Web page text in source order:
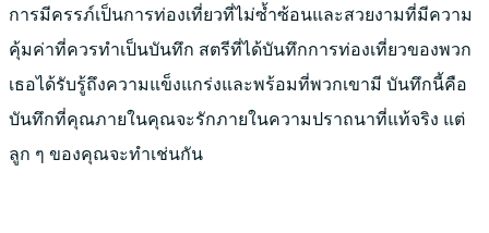
การมีครรภ์เป็นการท่องเที่ยวที่ไม่ซ้ำซ้อนและสวยงามที่มีความ
คุ้มค่าที่ควรทำเป็นบันทึก สตรีที่ได้บันทึกการท่องเที่ยวของพวก
เธอได้รับรู้ถึงความแข็งแกร่งและพร้อมที่พวกเขามี บันทึกนี้คือ
บันทึกที่คุณภายในคุณจะรักภายในความปราถนาที่แท้จริง แต่
ลูก ๆ ของคุณจะทำเช่นกัน